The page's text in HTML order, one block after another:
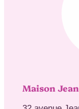
Maison